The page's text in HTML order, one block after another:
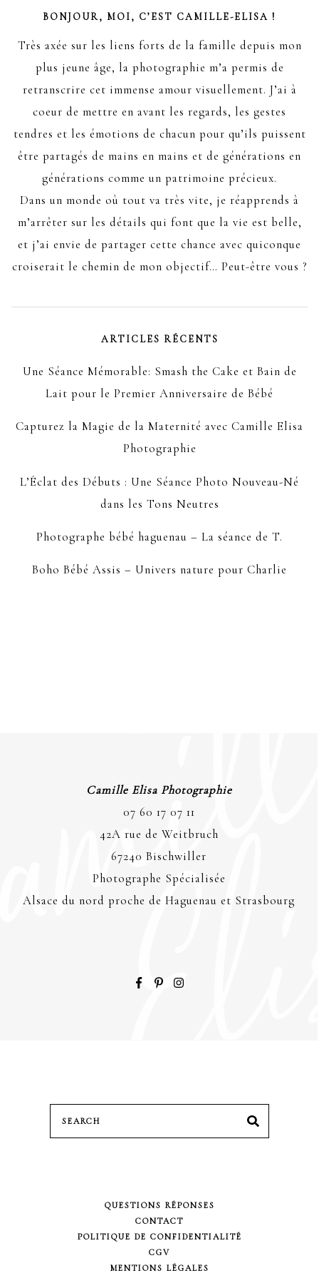
BONJOUR, MOI, C’EST CAMILLE-ELISA !
Très axée sur les liens forts de la famille depuis mon
plus jeune âge, la photographie m’a permis de
retranscrire cet immense amour visuellement. J’ai à
coeur de mettre en avant les regards, les gestes
tendres et les émotions de chacun pour qu’ils puissent
être partagés de mains en mains et de générations en
générations comme un patrimoine précieux.
Dans un monde où tout va très vite, je réapprends à
m’arrêter sur les détails qui font que la vie est belle,
et j’ai envie de partager cette chance avec quiconque
croiserait le chemin de mon objectif… Peut-être vous ?
ARTICLES RÉCENTS
Une Séance Mémorable: Smash the Cake et Bain de
Lait pour le Premier Anniversaire de Bébé
Capturez la Magie de la Maternité avec Camille Elisa
Photographie
L’Éclat des Débuts : Une Séance Photo Nouveau-Né
dans les Tons Neutres
Photographe bébé haguenau – La séance de T.
Boho Bébé Assis – Univers nature pour Charlie
Camille Elisa Photographie
07 60 17 07 11
42A rue de Weitbruch
67240 Bischwiller
Photographe Spécialisée
Alsace du nord proche de Haguenau et Strasbourg
Search
for:
SEARCH
QUESTIONS RÉPONSES
CONTACT
POLITIQUE DE CONFIDENTIALITÉ
CGV
MENTIONS LÉGALES